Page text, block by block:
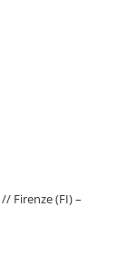
Firenze (FI) –